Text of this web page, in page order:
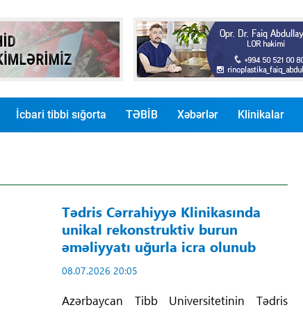
İcbari tibbi sığorta TƏBİB Xəbərlər Klinikalar
Tədris Cərrahiyyə Klinikasında
unikal rekonstruktiv burun
əməliyyatı uğurla icra olunub
08.07.2026 20:05
Azərbaycan Tibb Universitetinin Tədris